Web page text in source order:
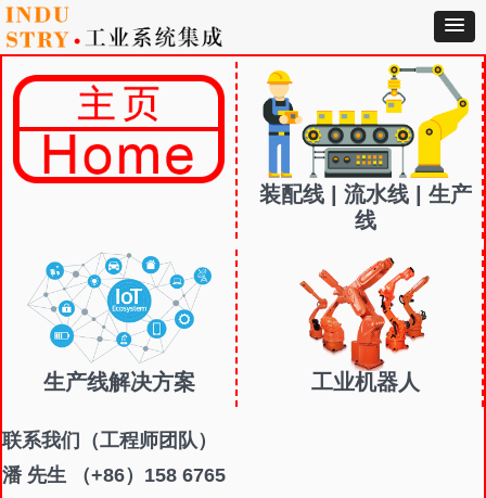
装配线 | 流水线 | 生产
线
生产线解决方案 工业机器人
联系我们
（工程师团队）
潘 先生 （+86）158 6765